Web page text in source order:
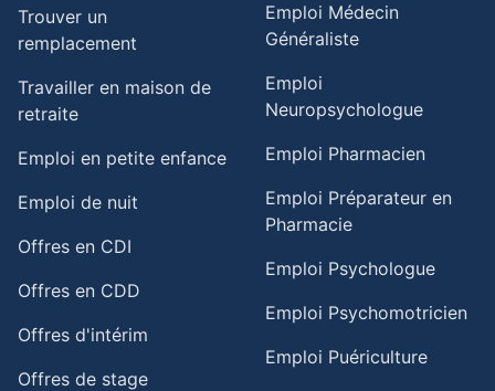
Trouver un
remplacement
Travailler en maison de
retraite​
Emploi en petite enfance​
Emploi de nuit​
Offres en CDI
Offres en CDD
Offres d'intérim
Offres de stage
Emploi Médecin
Généraliste
Emploi
Neuropsychologue
Emploi Pharmacien
Emploi Préparateur en
Pharmacie
Emploi Psychologue
Emploi Psychomotricien
Emploi Puériculture